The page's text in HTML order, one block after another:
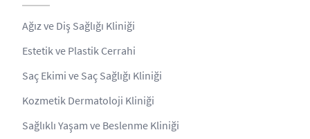
Ağız ve Diş Sağlığı Kliniği
Estetik ve Plastik Cerrahi
Saç Ekimi ve Saç Sağlığı Kliniği
Kozmetik Dermatoloji Kliniği
Sağlıklı Yaşam ve Beslenme Kliniği